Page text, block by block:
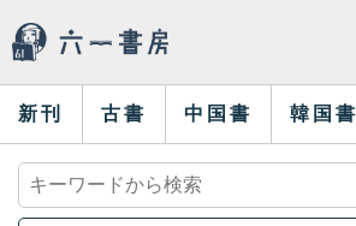
新刊 古書 中国書 韓国書